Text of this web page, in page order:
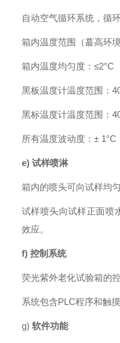
自动空气循环系统，循
箱内温度范围（蕞高环
箱内温度均匀度： ≤2°C
黑板温度计温度范围：
黑标温度计温度范围：
所有温度波动度： ± 1°C
e) 试样喷淋
箱内的喷头可向试样均
试样喷头向试样正面喷
效应。
f) 控制系统
荧光紫外老化试验箱的
系统包含PLC程序和触
g) 软件功能